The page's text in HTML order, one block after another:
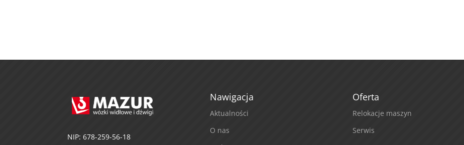
NIP: 678-259-56-18
Nawigacja
Aktualności
O nas
Oferta
Relokacje maszyn
Serwis